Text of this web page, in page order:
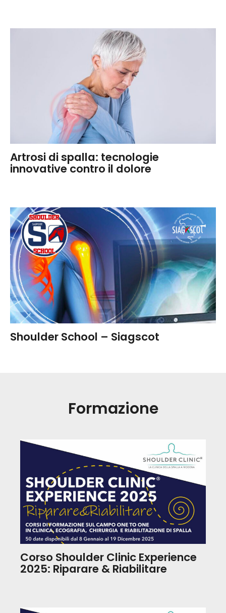
Artrosi di spalla: tecnologie
innovative contro il dolore
Shoulder School – Siagscot
Formazione
Corso Shoulder Clinic Experience
2025: Riparare & Riabilitare